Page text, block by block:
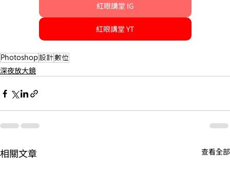
紅眼講堂 IG
紅眼講堂 YT
Photoshop設計數位
深夜放大鏡
相關文章 查看全部